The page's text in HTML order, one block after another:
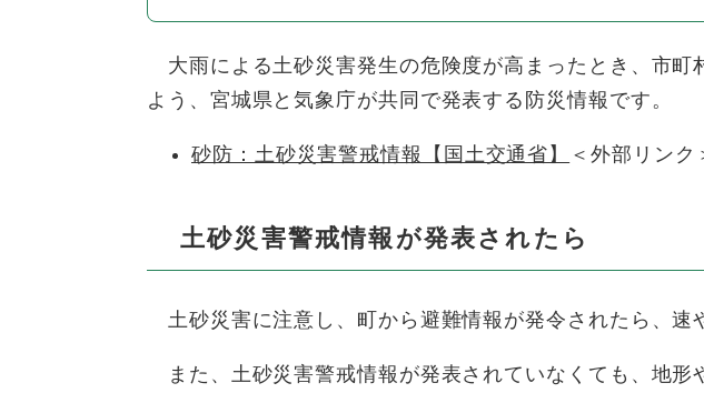
大雨による土砂災害発生の危険度が高まったとき、市町
よう、宮城県と気象庁が共同で発表する防災情報です。
砂防：土砂災害警戒情報【国土交通省】 ＜外部リンク
土砂災害警戒情報が発表されたら
土砂災害に注意し、町から避難情報が発令されたら、速
また、土砂災害警戒情報が発表されていなくても、地形